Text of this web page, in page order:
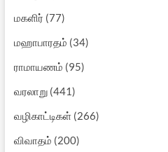
மகளிர் (77)
மஹாபாரதம் (34)
ராமாயணம் (95)
வரலாறு(441)
வழிகாட்டிகள்(266)
விவாதம் (200)